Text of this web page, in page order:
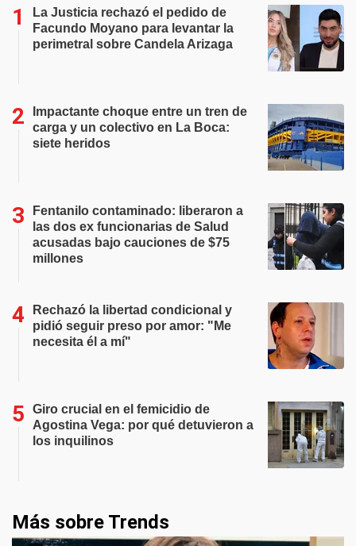
La Justicia rechazó el pedido de
Facundo Moyano para levantar la
perimetral sobre Candela Arizaga
Impactante choque entre un tren de
carga y un colectivo en La Boca:
siete heridos
Fentanilo contaminado: liberaron a
las dos ex funcionarias de Salud
acusadas bajo cauciones de $75
millones
Rechazó la libertad condicional y
pidió seguir preso por amor: "Me
necesita él a mí"
Giro crucial en el femicidio de
Agostina Vega: por qué detuvieron a
los inquilinos
Más sobre Trends